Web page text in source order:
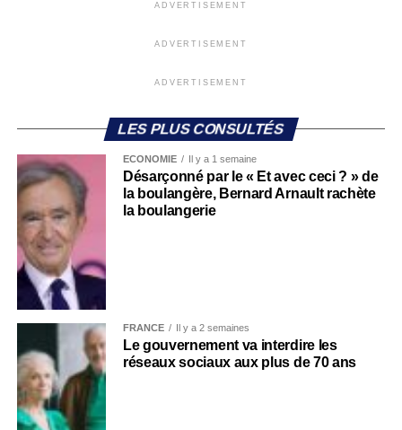
ADVERTISEMENT
ADVERTISEMENT
ADVERTISEMENT
LES PLUS CONSULTÉS
ECONOMIE Il y a 1 semaine
Désarçonné par le « Et avec ceci ? » de
la boulangère, Bernard Arnault rachète
la boulangerie
FRANCE Il y a 2 semaines
Le gouvernement va interdire les
réseaux sociaux aux plus de 70 ans